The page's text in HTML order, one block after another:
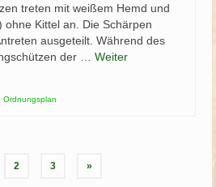
treten mit weißem Hemd und
ohne Kittel an. Die Schärpen
ausgeteilt. Während des
der … Weiter
Ordnungsplan
2 3 »